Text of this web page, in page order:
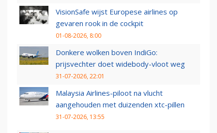
VisionSafe wijst Europese airlines op
gevaren rook in de cockpit
01-08-2026, 8:00
Donkere wolken boven IndiGo:
prijsvechter doet widebody-vloot weg
31-07-2026, 22:01
Malaysia Airlines-piloot na vlucht
aangehouden met duizenden xtc-pillen
31-07-2026, 13:55